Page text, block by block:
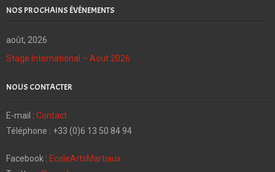
NOS PROCHAINS ÉVÉNEMENTS
août, 2026
Stage International – Aout 2026
NOUS CONTACTER
E-mail : Contact
Téléphone : +33 (0)6 13 50 84 94
Facebook : EcoleArtsMartiaux